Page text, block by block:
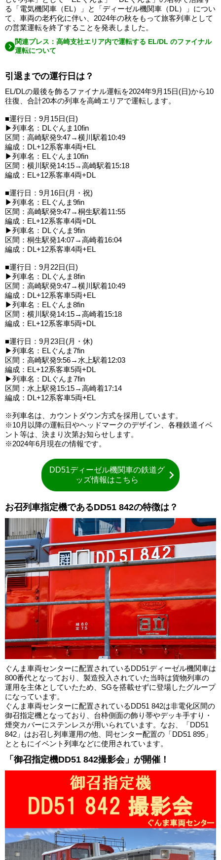
る「電気機関車（EL）」と「ディーゼル機関車（DL）」につい
て、車両の老朽化に伴い、2024年の秋をもって旅客列車として
の営業運転を終了することを発表しました。
関連プレス：高崎支社エリア内で運転する EL/DL のファイナル
運転について
引退までの運行日は？
EL/DLの最後を飾るファイナル運転を2024年9月15日(日)から10
往復、合計20本の列車を高崎エリアで運転します。
■運行日：9月15日(日)
▶列車名：DLぐんま10fin
区間：高崎駅発9:47→横川駅着10:49
編成：DL+12系客車4両+EL
▶列車名：ELぐんま10fin
区間：横川駅発14:15→高崎駅着15:18
編成：EL+12系客車4両+DL
■運行日：9月16日(月・祝)
▶列車名：ELぐんま9fin
区間：高崎駅発9:47→桐生駅着11:55
編成：EL+12系客車4両+DL
▶列車名：DLぐんま9fin
区間：桐生駅発14:07→高崎着16:04
編成：DL+12系客車4両+EL
■運行日：9月22日(日)
▶列車名：DLぐんま8fin
区間：高崎駅発9:47→横川駅着10:49
編成：DL+12系客車5両+EL
▶列車名：ELぐんま8fin
区間：横川駅発14:15→高崎着15:18
編成：EL+12系客車5両+DL
■運行日：9月23日(月・休)
▶列車名：ELぐんま7fin
区間：高崎駅発9:56→水上駅着12:03
編成：EL+12系客車5両+DL
▶列車名：DLぐんま7fin
区間：水上駅発15:15→高崎着17:14
編成：DL+12系客車5両+EL
※列車名は、カウントダウン方式を採用しています。
※10月以降の運転日やヘッドマークのデザイン、各種鉄道イベ
ント等は、決まり次第お知らせします。
※2024年6月現在の情報です。
DD51ディーゼル機関車の鉄道グ
ッズ情報はこちら
お召列車指定機であるDD51 842の特徴は？
ぐんま車両センターに配置されているDD51ディーゼル機関車は
800番代となっており、製造投入されていた当時は貨物列車の
運用を主体としていたため、SGを搭載せずに登場したグループ
になっています。
ぐんま車両センターに配置されているDD51 842は非電化区間の
御召指定機となっており、台枠側面の飾り帯やデッキ手すり・
煙突カバーにステンレスが用いられています。なお、「DD51
842」はお召し列車運用の他、同センター配置の「DD51 895」
とともにイベント列車などに使用されています。
「御召指定機DD51 842撮影会」が開催！